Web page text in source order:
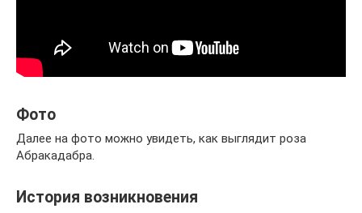
Фото
Далее на фото можно увидеть, как выглядит роза
Абракадабра.
История возникновения